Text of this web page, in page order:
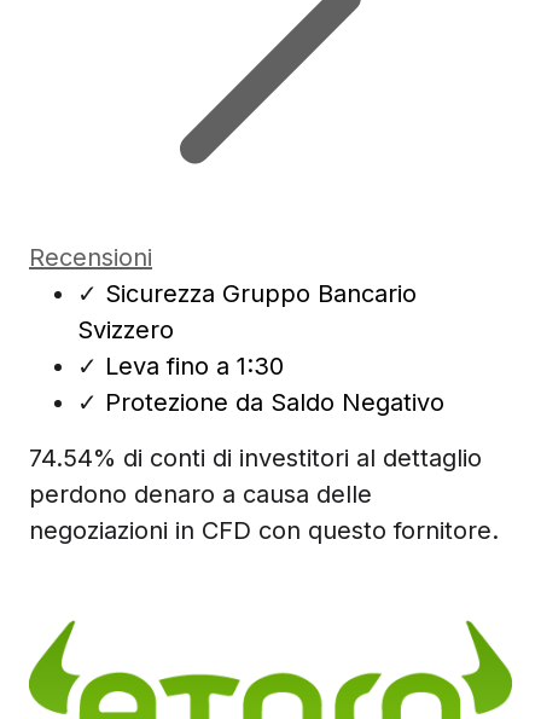
Recensioni
✓ Sicurezza Gruppo Bancario
Svizzero
✓ Leva fino a 1:30
✓ Protezione da Saldo Negativo
74.54% di conti di investitori al dettaglio
perdono denaro a causa delle
negoziazioni in CFD con questo fornitore.